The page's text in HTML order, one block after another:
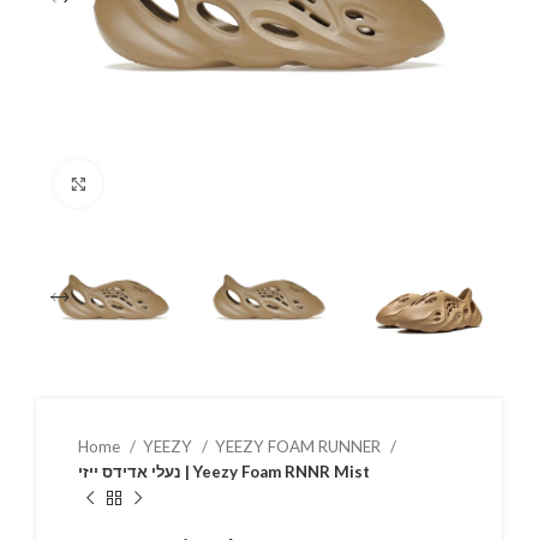
Home YEEZY
YEEZY FOAM RUNNER
נעלי אדידס ייזי | Yeezy Foam RNNR Mist